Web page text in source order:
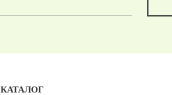
КАТАЛОГ